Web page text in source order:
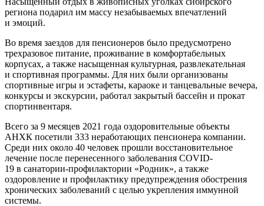
региона подарил им массу незабываемых впечатлений
и эмоций.
Во время заездов для пенсионеров было предусмотрено
трехразовое питание, проживание в комфортабельных
корпусах, а также насыщенная культурная, развлекательная
и спортивная программы. Для них были организованы
спортивные игры и эстафеты, караоке и танцевальные вечера,
конкурсы и экскурсии, работал закрытый бассейн и прокат
спортинвентаря.
Всего за 9 месяцев 2021 года оздоровительные объекты
АНХК посетили 333 неработающих пенсионера компании.
Среди них около 40 человек прошли восстановительное
лечение после перенесенного заболевания COVID-
19 в санатории-профилактории «Родник», а также
оздоровление и профилактику предупреждения обострения
хронических заболеваний с целью укрепления иммунной
системы.